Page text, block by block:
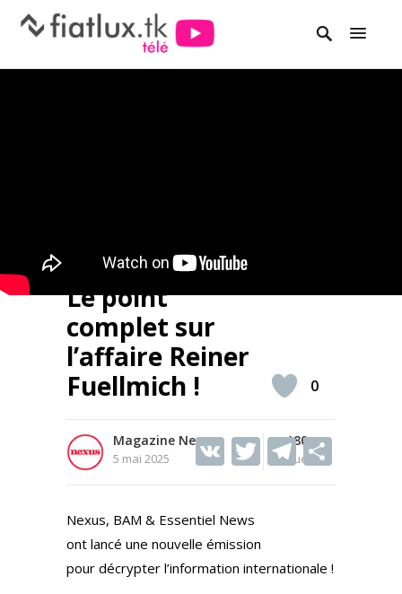
Le point
complet sur
l’affaire Reiner
Fuellmich !
Magazine Nexus
5 mai 2025
180
Vues
V T T
a
0
Nexus, BAM & Essentiel News
ont lancé une nouvelle émission
pour décrypter l’information internationale !